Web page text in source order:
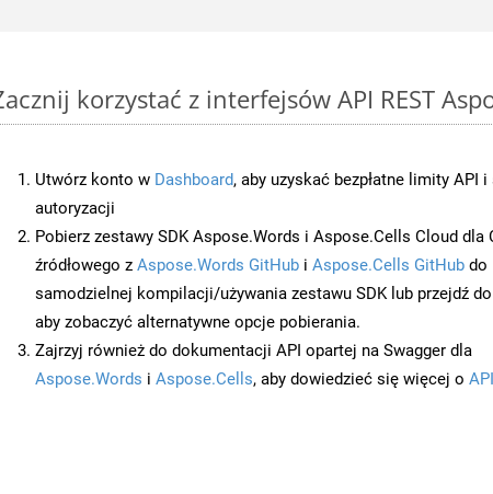
korzystać z interfejsów API REST
Utwórz konto w Dashboard, aby uzyskać bezpłatne limity API i
autoryzacji
Pobierz zestawy SDK Aspose.Words i Aspose.Cells Cloud dla
źródłowego z Aspose.Words GitHub i Aspose.Cells GitHub do
samodzielnej kompilacji/używania zestawu SDK lub przejdź do
aby zobaczyć alternatywne opcje pobierania.
Zajrzyj również do dokumentacji API opartej na Swagger dla
Aspose.Words i Aspose.Cells, aby dowiedzieć się więcej o